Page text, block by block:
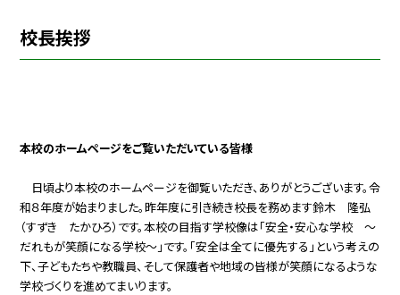
校長挨拶
本校のホームページをご覧いただいている皆様
日頃より本校のホームページを御覧いただき、ありがとうございます。令
和８年度が始まりました。昨年度に引き続き校長を務めます鈴木 隆弘
（すずき たかひろ）です。本校の目指す学校像は「安全・安心な学校 〜
だれもが笑顔になる学校〜」です。「安全は全てに優先する」という考えの
下、子どもたちや教職員、そして保護者や地域の皆様が笑顔になるような
学校づくりを進めてまいります。